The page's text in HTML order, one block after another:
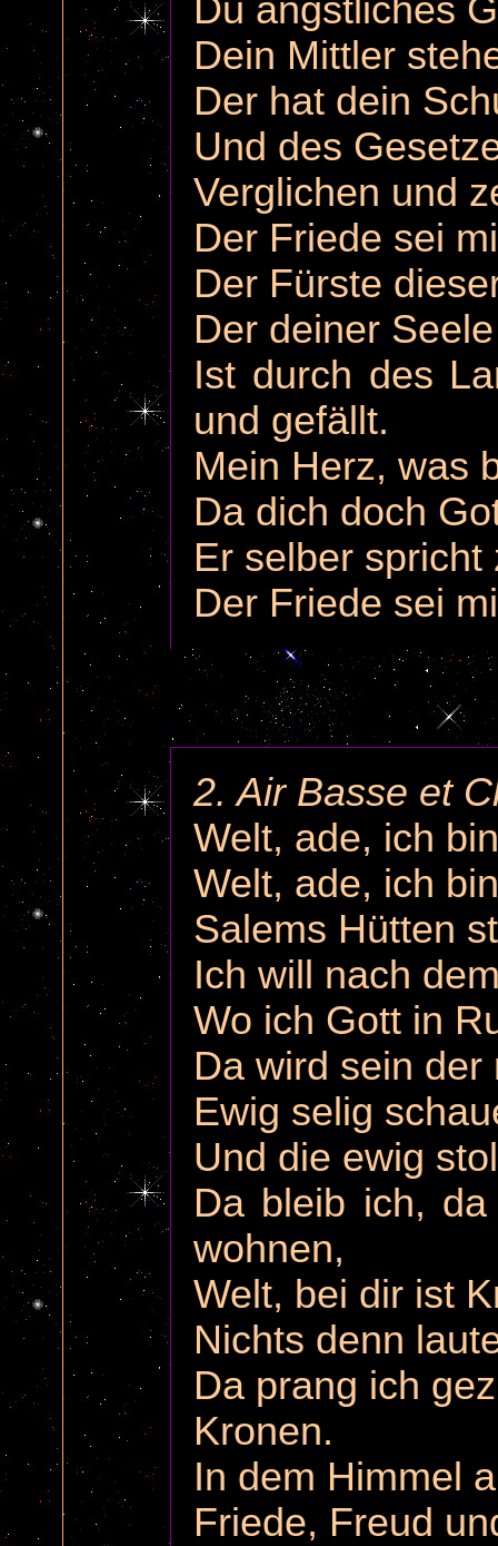
Du ängstliches
Dein Mittler
Der hat dein
Und des
Verglichen und
Der Friede sei
Der Fürste
Der deiner
Ist durch des
und gefällt.
Mein Herz, was
Da dich doch
Er selber spricht
Der Friede sei
2. Air Basse et
Welt, ade, ich
Welt, ade, ich
Salems Hütten
Ich will nach
Wo ich Gott in
Da wird sein der
Ewig selig
Und die ewig
Da bleib ich,
wohnen,
Welt, bei dir ist
Nichts denn
Da prang ich
Kronen.
In dem Himmel
Friede, Freud